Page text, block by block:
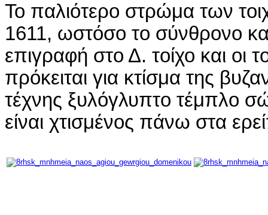
Το παλιότερο στρώμα των
1611, ωστόσο το σύνθρονο
επιγραφή στο Δ. τοίχο και οι
πρόκειται για κτίσμα της
τέχνης ξυλόγλυπτο τέμπλο
είναι χτισμένος πάνω στα